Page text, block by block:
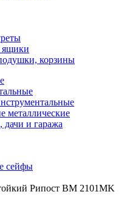
ящики
корзины
металлические
дачи и гаража
сейфы
Рипост BM 2101MK